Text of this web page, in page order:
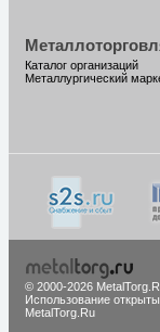
Каталог организаций
Металлургический
© 2000-2026
Использование
MetalTorg.Ru